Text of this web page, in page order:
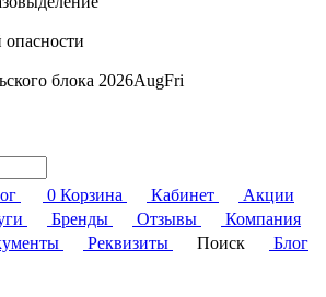
блока 2026AugFri
0 Корзина Кабинет
Акции
Бренды Отзывы
Компания
Реквизиты Поиск
Блог